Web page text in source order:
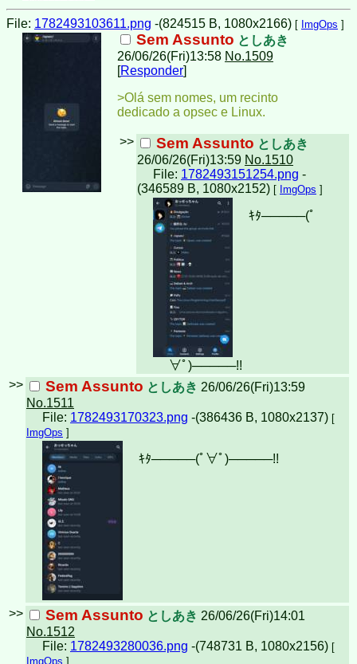
File: 1782493103611.png -(824515 B, 1080x2166) [ ImgOps ]
Sem Assunto としあき
26/06/26(Fri)13:58 No.1509
[Responder]
>Olá sem nomes, um recinto
dedicado a opsec e Linux.
>> Sem Assunto としあき
26/06/26(Fri)13:59 No.1510
File: 1782493151254.png -
(346589 B, 1080x2152) [ ImgOps ]
ｷﾀ─────(ﾟ
∀ﾟ)︀─────!!︀
>>
Sem Assunto としあき 26/06/26(Fri)13:59
No.1511
File: 1782493170323.png -(386436 B, 1080x2137) [
ImgOps ]
ｷﾀ─────(ﾟ∀ﾟ)︀─────!!︀
>> Sem Assunto としあき 26/06/26(Fri)14:01
No.1512
File: 1782493280036.png -(748731 B, 1080x2156) [
ImgOps ]